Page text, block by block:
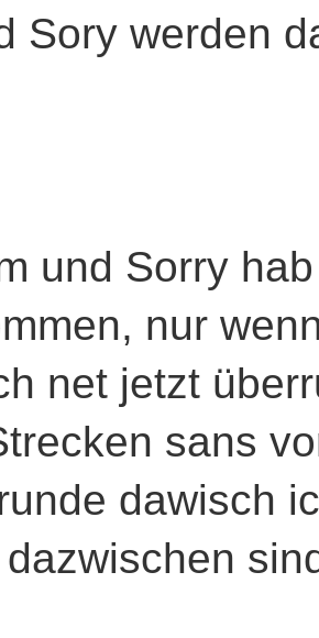
Sory werden
und Sorry
nur
net jetzt
sans
dawisch